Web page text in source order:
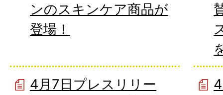
ンのスキンケア商品が
登場！
4月7日プレスリリー